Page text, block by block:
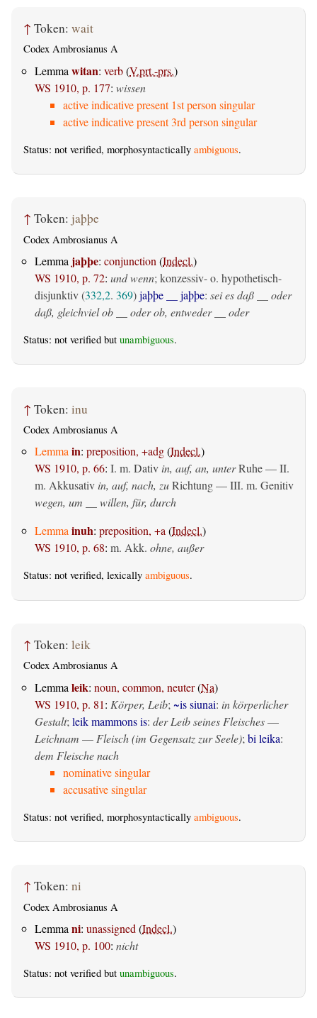
↑ Token: wait
Codex Ambrosianus A
Lemma witan: verb(V.prt.-prs.)
WS 1910, p. 177: wissen
active indicative present 1st person singular
active indicative present 3rd person singular
Status: not verified, morphosyntactically ambiguous.
↑ Token: jaþþe
Codex Ambrosianus A
Lemma jaþþe: conjunction (Indecl.)
WS 1910, p. 72: und wenn; konzessiv- o. hypothetisch-
disjunktiv (332,2. 369)jaþþe __ jaþþe: sei es daß __ oder
daß, gleichviel ob __ oder ob, entweder __ oder
Status: not verified but unambiguous.
↑ Token: inu
Codex Ambrosianus A
Lemmain: preposition, +adg(Indecl.)
WS 1910, p. 66: I. m. Dativ in, auf, an, unterRuhe — II.
m. Akkusativ in, auf, nach, zuRichtung — III. m. Genitiv
wegen, um __ willen, für, durch
Lemmainuh: preposition, +a(Indecl.)
WS 1910, p. 68: m. Akk. ohne, außer
Status: not verified, lexically ambiguous.
↑ Token: leik
Codex Ambrosianus A
Lemma leik: noun, common, neuter(Na)
WS 1910, p. 81: Körper, Leib; ~is siunai: in körperlicher
Gestalt; leik mammons is: der Leib seines Fleisches—
Leichnam — Fleisch (im Gegensatz zur Seele); bi leika:
dem Fleische nach
nominative singular
accusative singular
Status: not verified, morphosyntactically ambiguous.
↑ Token: ni
Codex Ambrosianus A
Lemma ni: unassigned (Indecl.)
WS 1910, p. 100: nicht
Status: not verified but unambiguous.